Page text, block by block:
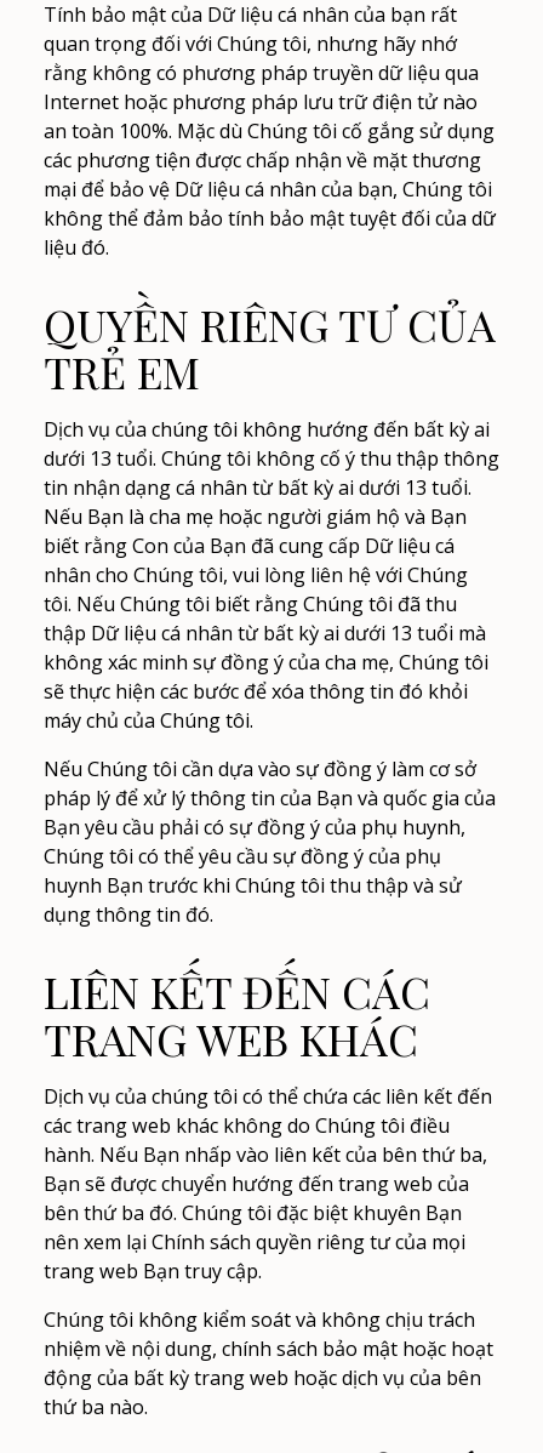
Tính bảo mật của Dữ liệu cá nhân của bạn rất
quan trọng đối với Chúng tôi, nhưng hãy nhớ
rằng không có phương pháp truyền dữ liệu qua
Internet hoặc phương pháp lưu trữ điện tử nào
an toàn 100%. Mặc dù Chúng tôi cố gắng sử dụng
các phương tiện được chấp nhận về mặt thương
mại để bảo vệ Dữ liệu cá nhân của bạn, Chúng tôi
không thể đảm bảo tính bảo mật tuyệt đối của dữ
liệu đó.
QUYỀN RIÊNG TƯ CỦA
TRẺ EM
Dịch vụ của chúng tôi không hướng đến bất kỳ ai
dưới 13 tuổi. Chúng tôi không cố ý thu thập thông
tin nhận dạng cá nhân từ bất kỳ ai dưới 13 tuổi.
Nếu Bạn là cha mẹ hoặc người giám hộ và Bạn
biết rằng Con của Bạn đã cung cấp Dữ liệu cá
nhân cho Chúng tôi, vui lòng liên hệ với Chúng
tôi. Nếu Chúng tôi biết rằng Chúng tôi đã thu
thập Dữ liệu cá nhân từ bất kỳ ai dưới 13 tuổi mà
không xác minh sự đồng ý của cha mẹ, Chúng tôi
sẽ thực hiện các bước để xóa thông tin đó khỏi
máy chủ của Chúng tôi.
Nếu Chúng tôi cần dựa vào sự đồng ý làm cơ sở
pháp lý để xử lý thông tin của Bạn và quốc gia của
Bạn yêu cầu phải có sự đồng ý của phụ huynh,
Chúng tôi có thể yêu cầu sự đồng ý của phụ
huynh Bạn trước khi Chúng tôi thu thập và sử
dụng thông tin đó.
LIÊN KẾT ĐẾN CÁC
TRANG WEB KHÁC
Dịch vụ của chúng tôi có thể chứa các liên kết đến
các trang web khác không do Chúng tôi điều
hành. Nếu Bạn nhấp vào liên kết của bên thứ ba,
Bạn sẽ được chuyển hướng đến trang web của
bên thứ ba đó. Chúng tôi đặc biệt khuyên Bạn
nên xem lại Chính sách quyền riêng tư của mọi
trang web Bạn truy cập.
Chúng tôi không kiểm soát và không chịu trách
nhiệm về nội dung, chính sách bảo mật hoặc hoạt
động của bất kỳ trang web hoặc dịch vụ của bên
thứ ba nào.